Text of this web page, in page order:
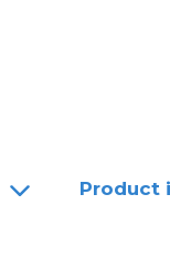
Product